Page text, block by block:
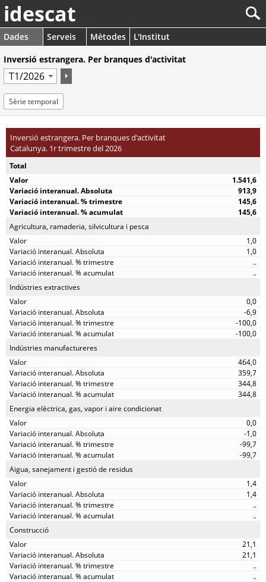
idescat
Dades Serveis Mètodes
L'Institut
Inversió estrangera. Per branques d'activitat
Sèrie temporal
Inversió estrangera. Per branques d'activitat
Catalunya. 1r trimestre del 2026
Total
1.541,6
913,9
145,6
145,6
Agricultura, ramaderia, silvicultura i pesca
1,0
1,0
..
..
Indústries extractives
0,0
-6,9
-100,0
-100,0
Indústries manufactureres
464,0
359,7
344,8
344,8
Energia elèctrica, gas, vapor i aire condicionat
0,0
-1,0
-99,7
-99,7
Aigua, sanejament i gestió de residus
1,4
1,4
..
..
Construcció
21,1
21,1
..
..